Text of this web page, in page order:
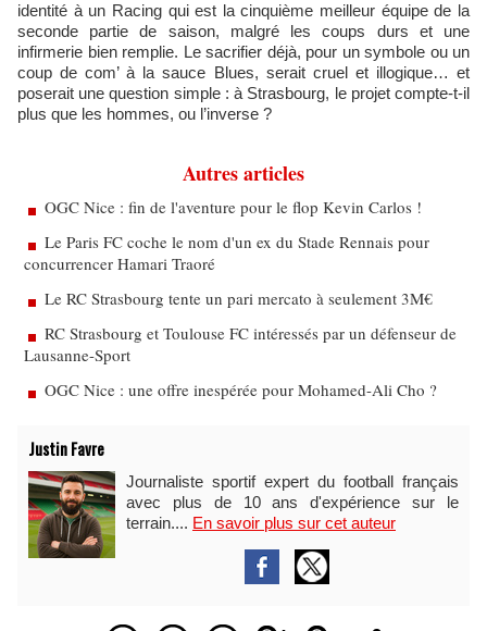
identité à un Racing qui est la cinquième meilleur équipe de la
seconde partie de saison, malgré les coups durs et une
infirmerie bien remplie. Le sacrifier déjà, pour un symbole ou un
coup de com’ à la sauce Blues, serait cruel et illogique… et
poserait une question simple : à Strasbourg, le projet compte-t-il
plus que les hommes, ou l’inverse ?
Autres articles
OGC Nice : fin de l'aventure pour le flop Kevin Carlos !
Le Paris FC coche le nom d'un ex du Stade Rennais pour
concurrencer Hamari Traoré
Le RC Strasbourg tente un pari mercato à seulement 3M€
RC Strasbourg et Toulouse FC intéressés par un défenseur de
Lausanne-Sport
OGC Nice : une offre inespérée pour Mohamed-Ali Cho ?
Justin Favre
Journaliste sportif expert du football français
avec plus de 10 ans d'expérience sur le
terrain.... En savoir plus sur cet auteur